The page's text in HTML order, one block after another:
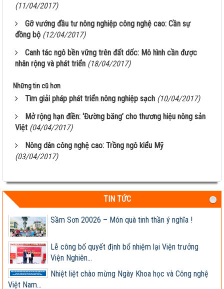
(11/04/2017)
Gỡ vướng đầu tư nông nghiệp công nghệ cao: Cần sự
đồng bộ (12/04/2017)
Canh tác ngô bền vững trên đất dốc: Mô hình cần được
nhân rộng và phát triển (18/04/2017)
Những tin cũ hơn
Tìm giải pháp phát triển nông nghiệp sạch (10/04/2017)
Mở rộng hạn điền: ‘Đường băng’ cho thương hiệu nông sản
Việt (04/04/2017)
Nông dân công nghệ cao: Trồng ngô kiểu Mỹ
(03/04/2017)
TIN TỨC
cũng hay!
Khi nào chấm dứt chi hàng tỷ đô nhập khẩu ngô?
HỘI THẢO KHOA HỌC “TỔNG KẾT CÔNG TÁC
NGHIÊN CỨU KHOA HỌC VÀ...
Giúp nông dân sản xuất ngô sinh khối theo tư duy
Thông báo tuyển dụng 2022
Lễ công bố quyết định bổ nhiệm lại Viện trưởng
Viện Nghiên...
Việt Nam...